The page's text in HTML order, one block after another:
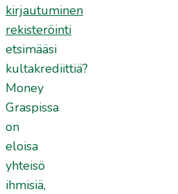
kirjautuminen
rekisteröinti
etsimääsi
kultakrediittiä?
Money
Graspissa
on
eloisa
yhteisö
ihmisiä,